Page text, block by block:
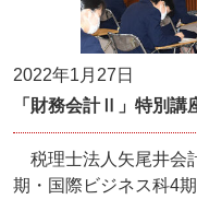
2022年1月27日
「財務会計Ⅱ」特別講
税理士法人矢尾井会
期・国際ビジネス科4